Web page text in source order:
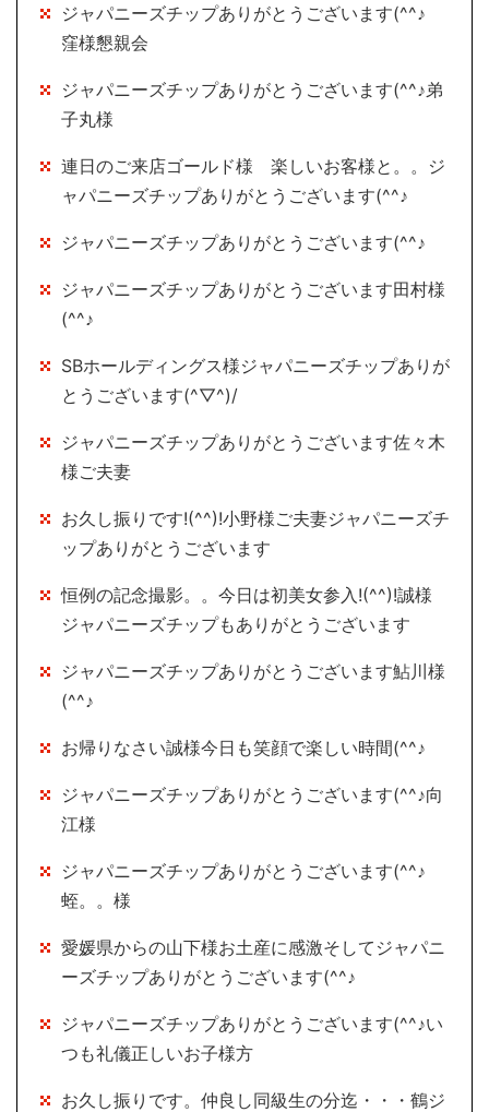
ジャパニーズチップありがとうございます(^^♪
窪様懇親会
ジャパニーズチップありがとうございます(^^♪弟
子丸様
連日のご来店ゴールド様 楽しいお客様と。。ジ
ャパニーズチップありがとうございます(^^♪
ジャパニーズチップありがとうございます(^^♪
ジャパニーズチップありがとうございます田村様
(^^♪
SBホールディングス様ジャパニーズチップありが
とうございます(^▽^)/
ジャパニーズチップありがとうございます佐々木
様ご夫妻
お久し振りです!(^^)!小野様ご夫妻ジャパニーズチ
ップありがとうございます
恒例の記念撮影。。今日は初美女参入!(^^)!誠様
ジャパニーズチップもありがとうございます
ジャパニーズチップありがとうございます鮎川様
(^^♪
お帰りなさい誠様今日も笑顔で楽しい時間(^^♪
ジャパニーズチップありがとうございます(^^♪向
江様
ジャパニーズチップありがとうございます(^^♪
蛭。。様
愛媛県からの山下様お土産に感激そしてジャパニ
ーズチップありがとうございます(^^♪
ジャパニーズチップありがとうございます(^^♪い
つも礼儀正しいお子様方
お久し振りです。仲良し同級生の分迄・・・鶴ジ